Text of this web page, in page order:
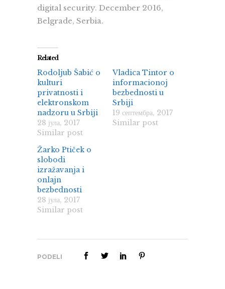
digital security. December 2016,
Belgrade, Serbia.
Related
Rodoljub Šabić o
kulturi
privatnosti i
elektronskom
nadzoru u Srbiji
28 јула, 2017
Similar post
Vladica Tintor o
informacionoj
bezbednosti u
Srbiji
19 септембра, 2017
Similar post
Žarko Ptiček o
slobodi
izražavanja i
onlajn
bezbednosti
28 јула, 2017
Similar post
PODELI